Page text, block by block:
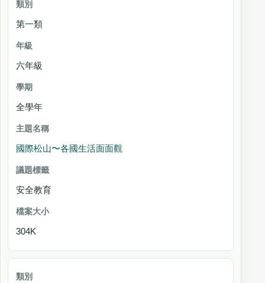
第一類
六年級
全學年
國際松山〜各國生活面面觀
安全教育
304K